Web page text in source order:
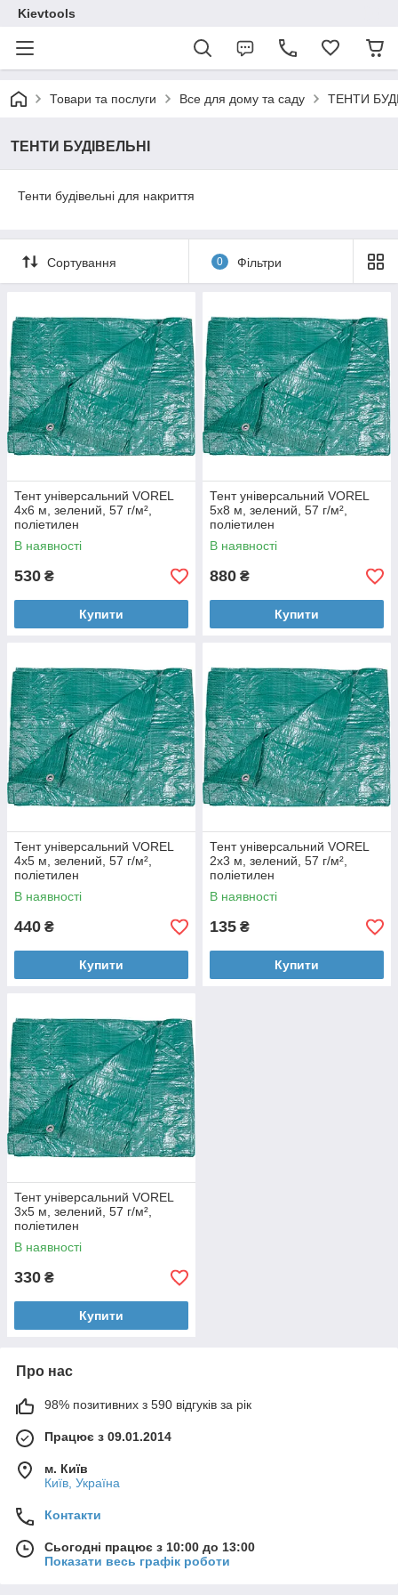
Kievtools
Товари та послуги Все для дому та саду ТЕНТИ
ТЕНТИ БУДІВЕЛЬНІ
Тенти будівельні для накриття
Сортування 0 Фільтри
Тент універсальний VOREL
4x6 м, зелений, 57 г/м²,
поліетилен
В наявності
530 ₴
Купити
Тент універсальний VOREL
5x8 м, зелений, 57 г/м²,
поліетилен
В наявності
880 ₴
Купити
Тент універсальний VOREL
4x5 м, зелений, 57 г/м²,
поліетилен
В наявності
440 ₴
Купити
Тент універсальний VOREL
2x3 м, зелений, 57 г/м²,
поліетилен
В наявності
135 ₴
Купити
Тент універсальний VOREL
3x5 м, зелений, 57 г/м²,
поліетилен
В наявності
330 ₴
Купити
Про нас
98% позитивних з 590 відгуків за рік
Працює з 09.01.2014
м. Київ
Київ, Україна
Контакти
Сьогодні працює з 10:00 до 13:00
Показати весь графік роботи